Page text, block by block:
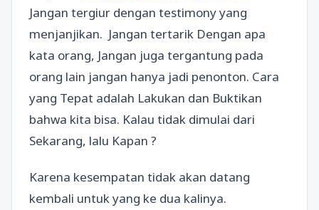
Jangan tergiur dengan testimony yang
menjanjikan. Jangan tertarik Dengan apa
kata orang, Jangan juga tergantung pada
orang lain jangan hanya jadi penonton. Cara
yang Tepat adalah Lakukan dan Buktikan
bahwa kita bisa. Kalau tidak dimulai dari
Sekarang, lalu Kapan ?
Karena kesempatan tidak akan datang
kembali untuk yang ke dua kalinya.